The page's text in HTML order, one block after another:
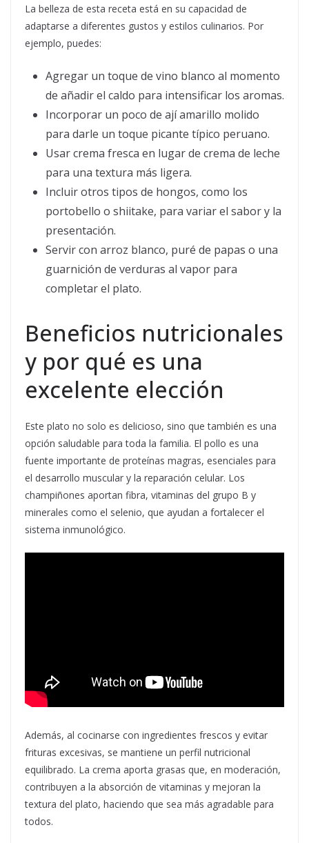
La belleza de esta receta está en su capacidad de
adaptarse a diferentes gustos y estilos culinarios. Por
ejemplo, puedes:
Agregar un toque de vino blanco al momento
de añadir el caldo para intensificar los aromas.
Incorporar un poco de ají amarillo molido
para darle un toque picante típico peruano.
Usar crema fresca en lugar de crema de leche
para una textura más ligera.
Incluir otros tipos de hongos, como los
portobello o shiitake, para variar el sabor y la
presentación.
Servir con arroz blanco, puré de papas o una
guarnición de verduras al vapor para
completar el plato.
Beneficios nutricionales
y por qué es una
excelente elección
Este plato no solo es delicioso, sino que también es una
opción saludable para toda la familia. El pollo es una
fuente importante de proteínas magras, esenciales para
el desarrollo muscular y la reparación celular. Los
champiñones aportan fibra, vitaminas del grupo B y
minerales como el selenio, que ayudan a fortalecer el
sistema inmunológico.
Además, al cocinarse con ingredientes frescos y evitar
frituras excesivas, se mantiene un perfil nutricional
equilibrado. La crema aporta grasas que, en moderación,
contribuyen a la absorción de vitaminas y mejoran la
textura del plato, haciendo que sea más agradable para
todos.